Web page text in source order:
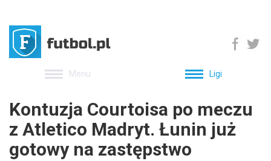
Menu Ligi
Kontuzja Courtoisa po meczu
z Atletico Madryt. Łunin już
gotowy na zastępstwo